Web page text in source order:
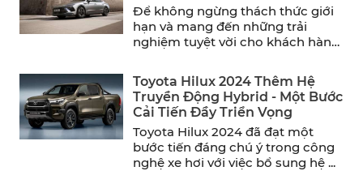
Để không ngừng thách thức giới
hạn và mang đến những trải
nghiệm tuyệt vời cho khách hàng,
Toyota Hilux 2024 Thêm Hệ
Truyền Động Hybrid - Một Bước
Cải Tiến Đầy Triển Vọng
Toyota Hilux 2024 đã đạt một
bước tiến đáng chú ý trong công
nghệ xe hơi với việc bổ sung hệ ...